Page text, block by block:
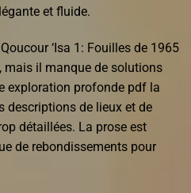
et fluide.
‘Isa 1: Fouilles de 1965
mais il manque de solutions
exploration profonde pdf la
descriptions de lieux et de
détaillées. La prose est
de rebondissements pour